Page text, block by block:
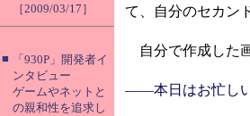
［2009/03/17］
■
「930P」開発者イ
ンタビュー
ゲームやネットと
の親和性を追求し
て、自分のセカン
自分で作成した
――本日はお忙しい